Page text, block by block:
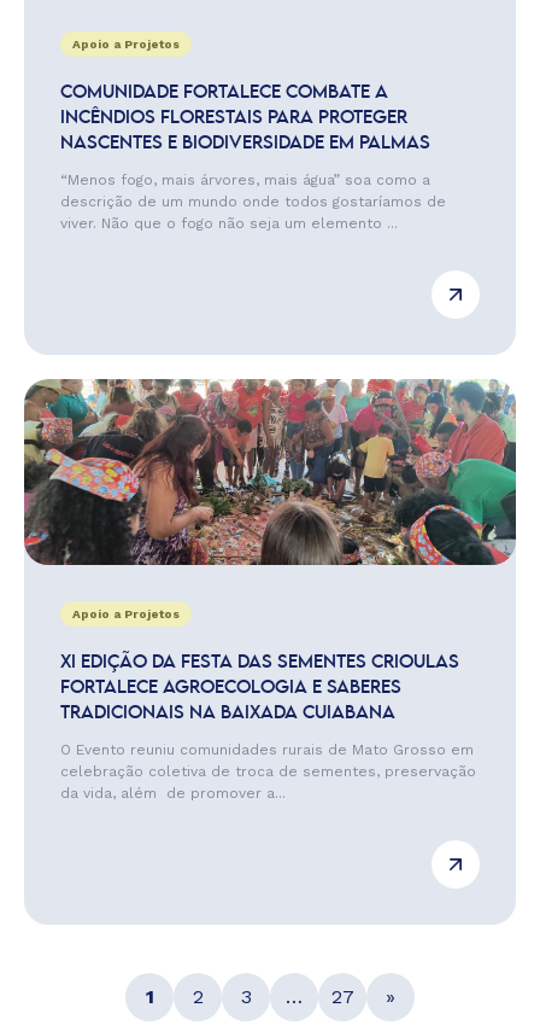
Apoio a Projetos
COMUNIDADE FORTALECE COMBATE A
INCÊNDIOS FLORESTAIS PARA PROTEGER
NASCENTES E BIODIVERSIDADE EM PALMAS
“Menos fogo, mais árvores, mais água” soa como a
descrição de um mundo onde todos gostaríamos de
viver. Não que o fogo não seja um elemento ...
Apoio a Projetos
XI EDIÇÃO DA FESTA DAS SEMENTES CRIOULAS
FORTALECE AGROECOLOGIA E SABERES
TRADICIONAIS NA BAIXADA CUIABANA
O Evento reuniu comunidades rurais de Mato Grosso em
celebração coletiva de troca de sementes, preservação
da vida, além de promover a...
1 2 3 … 27 »